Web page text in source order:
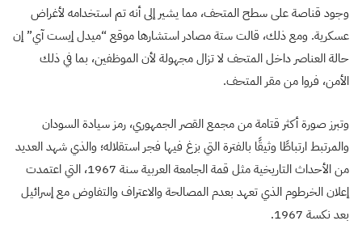
وجود قناصة على سطح المتحف، مما يشير إلى أنه تم استخدامه لأغراض
عسكرية. ومع ذلك، قالت ستة مصادر استشارها موقع “ميدل إيست آي” إن
حالة العناصر داخل المتحف لا تزال مجهولة لأن الموظفين، بما في ذلك
الأمن، فروا من مقر المتحف.
وتبرز صورة أكثر قتامة من مجمع القصر الجمهوري، رمز سيادة السودان
والمرتبط ارتباطًا وثيقًا بالفترة التي بزغ فيها فجر استقلاله؛ والذي شهد العديد
من الأحداث التاريخية مثل قمة الجامعة العربية سنة 1967، التي اعتمدت
إعلان الخرطوم الذي تعهد بعدم المصالحة والاعتراف والتفاوض مع إسرائيل
بعد نكسة 1967.